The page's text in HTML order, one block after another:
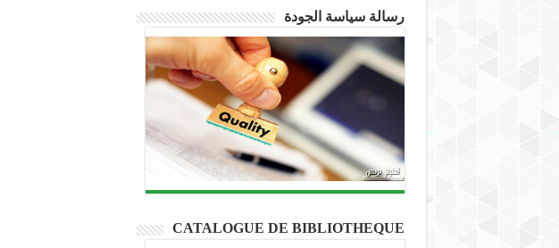
رسالة سياسة الجودة
CATALOGUE DE BIBLIOTHEQUE